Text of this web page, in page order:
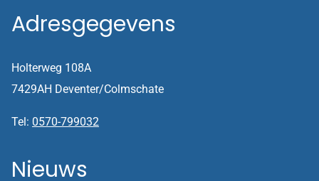
Adresgegevens
Holterweg 108A
7429AH Deventer/Colmschate
Tel: 0570-799032
Nieuws